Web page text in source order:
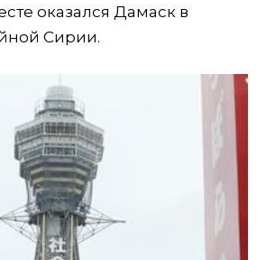
оказался Дамаск в
Сирии.